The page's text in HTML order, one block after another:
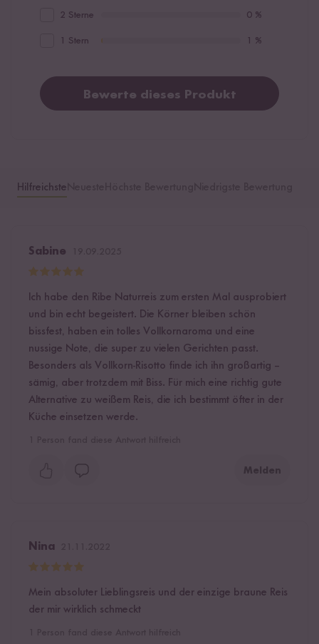
2 Sterne 0 %
1 Stern 1 %
Bewerte dieses Produkt
Hilfreichste
Sabine
Ich habe den Ribe Naturreis zum ersten Mal ausprobiert
und bin echt begeistert. Die Körner bleiben schön
bissfest, haben ein tolles Vollkornaroma und eine
nussige Note, die super zu vielen Gerichten passt.
Besonders als Vollkorn-Risotto finde ich ihn großartig –
sämig, aber trotzdem mit Biss. Für mich eine richtig gute
Alternative zu weißem Reis, die ich bestimmt öfter in der
Küche einsetzen werde.
Melden
Nina
Mein absoluter Lieblingsreis und der einzige braune Reis
der mir wirklich schmeckt